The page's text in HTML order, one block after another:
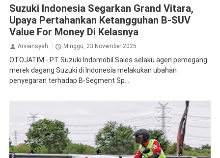
Suzuki Indonesia Segarkan Grand Vitara,
Upaya Pertahankan Ketangguhan B-SUV
Value For Money Di Kelasnya
Arviansyah Minggu, 23 November 2025
OTOJATIM - PT Suzuki Indomobil Sales selaku agen pemegang
merek dagang Suzuki di Indonesia melakukan ubahan
penyegaran terhadap B-Segment Sp...